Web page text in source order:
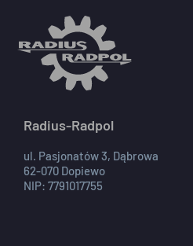
Radius-Radpol
ul. Pasjonatów 3, Dąbrowa
62-070 Dopiewo
NIP: 7791017755